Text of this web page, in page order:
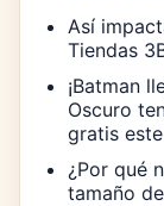
Así
Tiendas
¡Batman
Oscuro
gratis
¿Por qué
tamaño